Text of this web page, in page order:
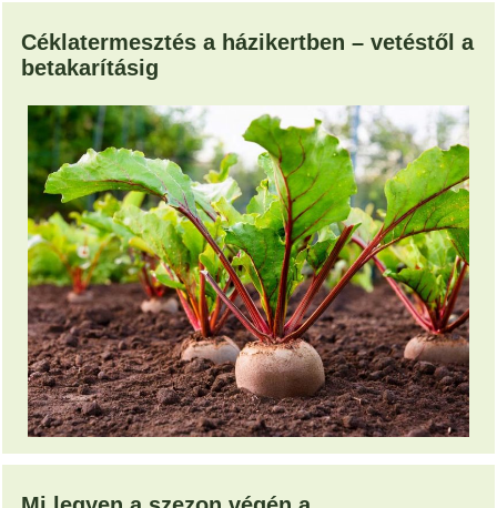
Céklatermesztés a házikertben – vetéstől a
betakarításig